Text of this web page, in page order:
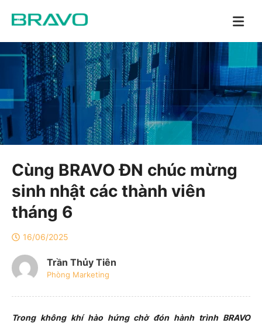
Cùng BRAVO ĐN chúc mừng
sinh nhật các thành viên
tháng 6
16/06/2025
Trần Thủy Tiên
Phòng Marketing
Trong không khí hào hứng chờ đón hành trình BRAVO